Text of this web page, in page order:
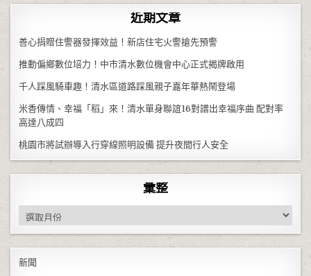
近期文章
善心捐贈住警器發揮效益！新店住宅火警搶先預警
推動偏鄉數位培力！中市清水數位機會中心正式揭牌啟用
千人踩風騎車趣！清水區道路踩風親子嘉年華熱鬧登場
米香傳情、幸福「稻」來！清水單身聯誼16對譜出幸福序曲 配對率
高達八成四
桃園市將試辦導入行穿線照明設備 提升夜間行人安全
彙整
彙整
新聞